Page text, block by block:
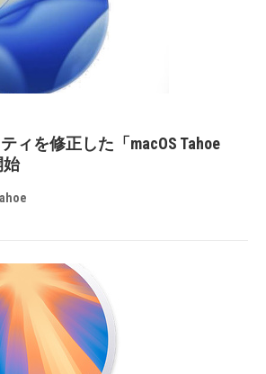
ィを修正した「macOS Tahoe
始